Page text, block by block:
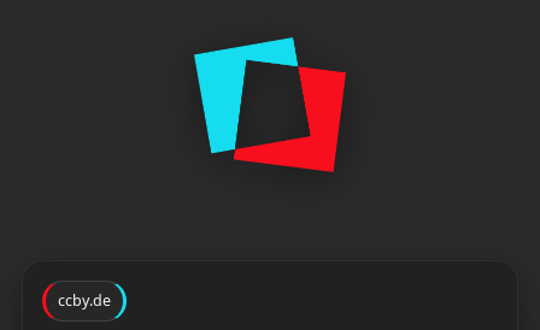
ccby.de